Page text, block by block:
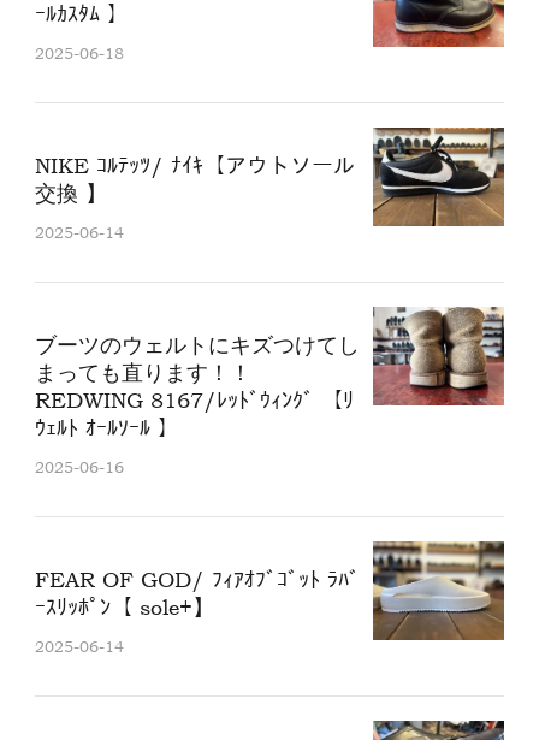
ｰﾙｶｽﾀﾑ 】
2025-06-18
NIKE ｺﾙﾃｯﾂ/ ﾅｲｷ【アウトソール
交換 】
2025-06-14
ブーツのウェルトにキズつけてし
まっても直ります！！
REDWING 8167/ﾚｯﾄﾞｳｨﾝｸﾞ 【ﾘ
ｳｪﾙﾄ ｵｰﾙｿｰﾙ 】
2025-06-16
FEAR OF GOD/ ﾌｨｱｵﾌﾞｺﾞｯﾄ ﾗﾊﾞ
ｰｽﾘｯﾎﾟﾝ【 sole+】
2025-06-14